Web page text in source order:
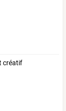
créatif